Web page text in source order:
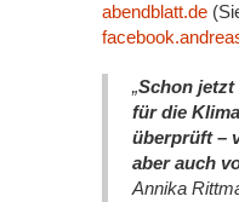
abendblatt.de
„Schon jetzt
für die
überprüft –
aber auch
Annika